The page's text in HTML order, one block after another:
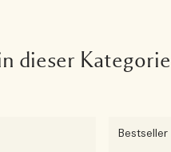
dieser Kategorie
Bestseller